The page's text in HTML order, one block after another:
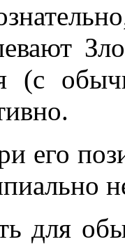
(с
его
для